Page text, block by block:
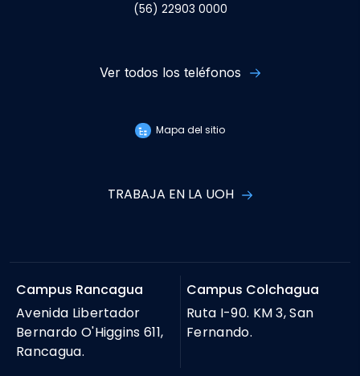
(56) 22903 0000
Ver todos los teléfonos
Mapa del sitio
TRABAJA EN LA UOH
Campus Rancagua
Avenida Libertador
Bernardo O'Higgins 611,
Rancagua.
Campus Colchagua
Ruta I-90. KM 3, San
Fernando.